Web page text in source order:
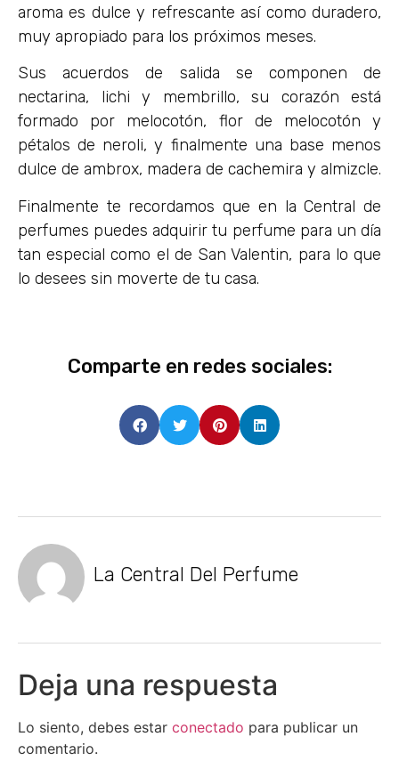
aroma es dulce y refrescante así como duradero,
muy apropiado para los próximos meses.
Sus acuerdos de salida se componen de
nectarina, lichi y membrillo, su corazón está
formado por melocotón, flor de melocotón y
pétalos de neroli, y finalmente una base menos
dulce de ambrox, madera de cachemira y almizcle.
Finalmente te recordamos que en la Central de
perfumes puedes adquirir tu perfume para un día
tan especial como el de San Valentin, para lo que
lo desees sin moverte de tu casa.
Comparte en redes sociales:
La Central Del Perfume
Deja una respuesta
Lo siento, debes estar conectado para publicar un
comentario.